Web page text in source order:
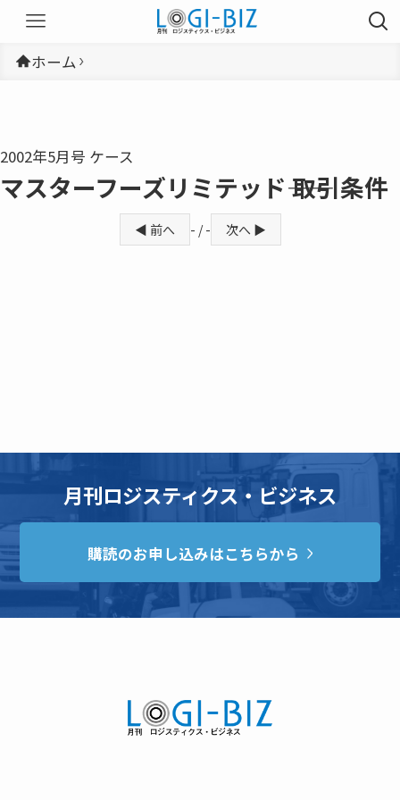
ホーム
2002年5月号 ケース
マスターフーズリミテッド―― 取引条件
◀ 前へ - / - 次へ ▶
月刊ロジスティクス・ビジネス
購読のお申し込みはこちらから